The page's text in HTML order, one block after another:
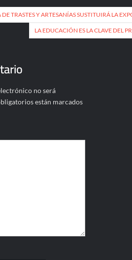
TRASTES Y ARTESANÍAS SUSTITUIRÁ LA
LA EDUCACIÓN ES LA CLAVE DEL
no será
están marcados